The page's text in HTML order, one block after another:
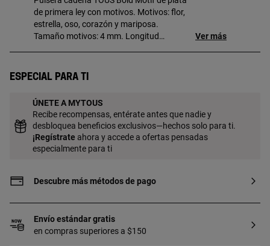
de primera ley con motivos. Motivos: flor,
estrella, oso, corazón y mariposa.
Tamaño motivos: 4 mm. Longitud
Ver más
Especial para ti
ÚNETE A MYTOUS
Recibe recompensas, entérate antes que nadie y
desbloquea beneficios exclusivos—hechos solo para ti.
¡Regístrate ahora y accede a ofertas pensadas
especialmente para ti
Descubre más métodos de pago
Envío estándar gratis
en compras superiores a $150